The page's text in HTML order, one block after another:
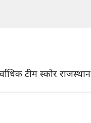
टीम स्कोर